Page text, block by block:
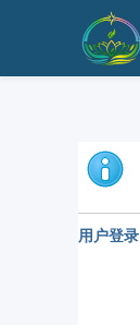
用户登录